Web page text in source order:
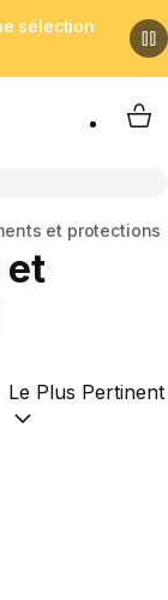
sélection
My
et protections
et
Trier par :